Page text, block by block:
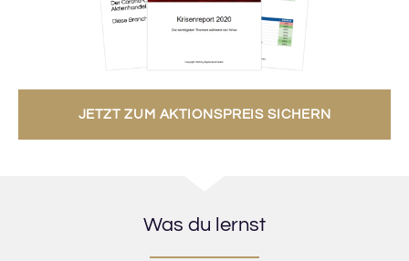
JETZT ZUM AKTIONSPREIS SICHERN
Was du lernst